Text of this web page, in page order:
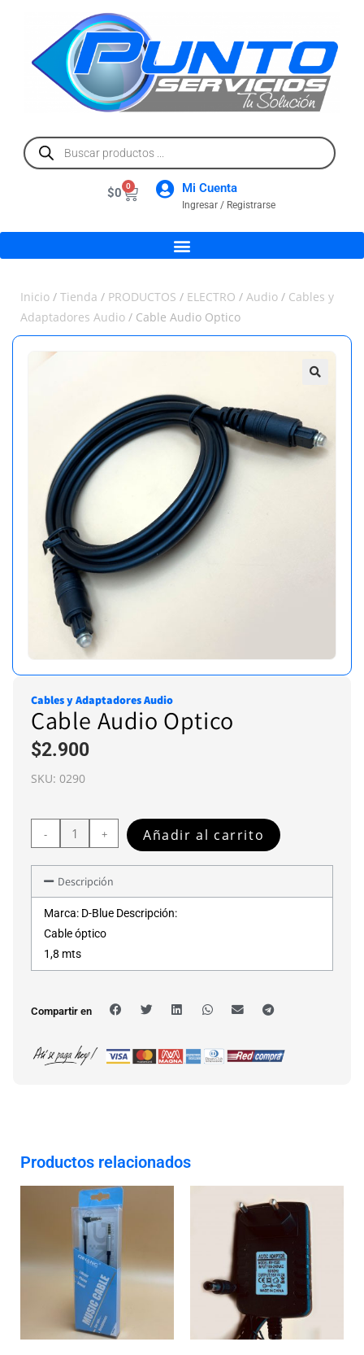
$0 0 Mi Cuenta
Ingresar / Registrarse
Inicio / Tienda / PRODUCTOS / ELECTRO / Audio / Cables y
Adaptadores Audio / Cable Audio Optico
Cables y Adaptadores Audio
Cable Audio Optico
$2.900
SKU: 0290
- + Añadir al carrito
Descripción
Marca: D-Blue Descripción:
Cable óptico
1,8 mts
Compartir en
Productos relacionados